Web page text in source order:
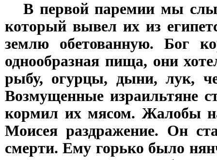
В первой паремии мы
который вывел их из
землю обетованную. Бог
однообразная пища, они
рыбу, огурцы, дыни, лук,
Возмущенные израильтяне
кормил их мясом. Жалобы
Моисея раздражение. Он
смерти. Ему горько было